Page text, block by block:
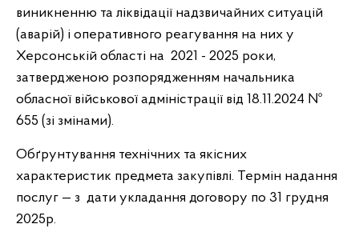
виникненню та ліквідації надзвичайних ситуацій
(аварій) і оперативного реагування на них у
Херсонській області на 2021 - 2025 роки,
затвердженою розпорядженням начальника
обласної військової адміністрації від 18.11.2024 №
655 (зі змінами).
Обґрунтування технічних та якісних
характеристик предмета закупівлі. Термін надання
послуг — з дати укладання договору по 31 грудня
2025р.